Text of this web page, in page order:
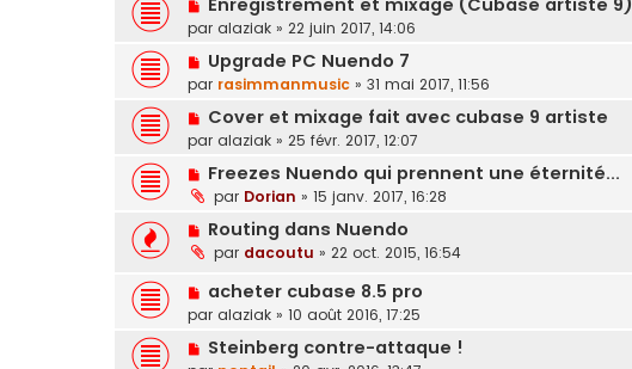
par alaziak » 22 juin 2017, 14:06
Upgrade PC Nuendo 7
par rasimmanmusic » 31 mai 2017, 11:56
Cover et mixage fait avec cubase 9 artiste
par alaziak » 25 févr. 2017, 12:07
Freezes Nuendo qui prennent une éternité...
par Dorian » 15 janv. 2017, 16:28
Routing dans Nuendo
par dacoutu » 22 oct. 2015, 16:54
acheter cubase 8.5 pro
par alaziak » 10 août 2016, 17:25
Steinberg contre-attaque !